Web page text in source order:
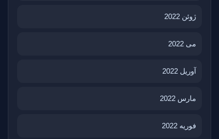
ژوئن 2022
می 2022
آوریل 2022
مارس 2022
فوریه 2022